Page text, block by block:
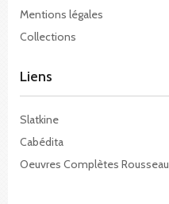
Mentions légales
Collections
Liens
Slatkine
Cabédita
Oeuvres Complètes Rousseau